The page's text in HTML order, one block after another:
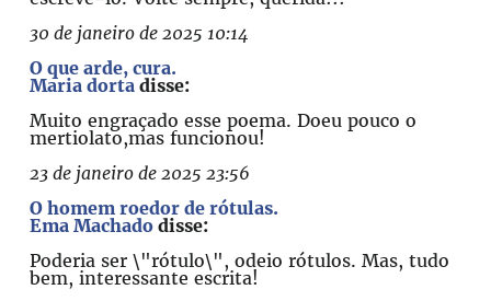
30 de janeiro de 2025 10:14
O que arde, cura.
Maria dorta disse:
Muito engraçado esse poema. Doeu pouco o
mertiolato,mas funcionou!
23 de janeiro de 2025 23:56
O homem roedor de rótulas.
Ema Machado disse:
Poderia ser \"rótulo\", odeio rótulos. Mas, tudo
bem, interessante escrita!